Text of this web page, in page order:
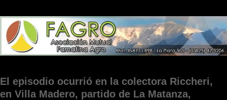
El episodio ocurrió en la colectora Riccheri,
en Villa Madero, partido de La Matanza,